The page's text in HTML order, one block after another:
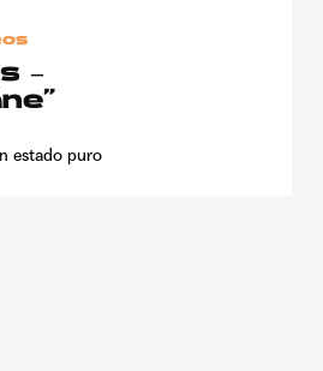
Contacto
Aviso Legal
DE UMO agency. TODOS LOS
–
estado puro